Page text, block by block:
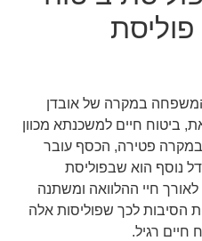
פוליסת
המשפחה במקרה של אובדן
ביטוח חיים למשכנתא מכוון
במקרה פטירה, הכסף עובר
נוסף הוא שבפוליסת
חיי ההלוואה ומשתנה
הסיבות לכך שפוליסות אלה
חיים רגיל.